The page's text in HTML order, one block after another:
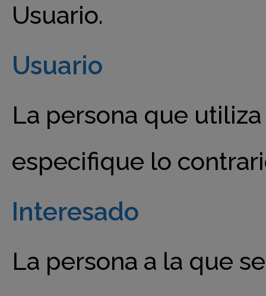
Usuario.
Usuario
La persona que
especifique lo
Interesado
La persona a la que